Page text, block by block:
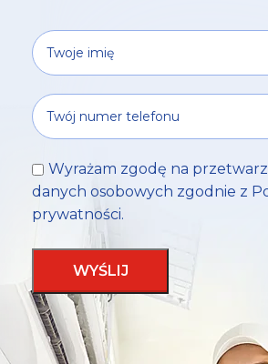
Wyrażam zgodę na
danych osobowych zgodnie z
prywatności.